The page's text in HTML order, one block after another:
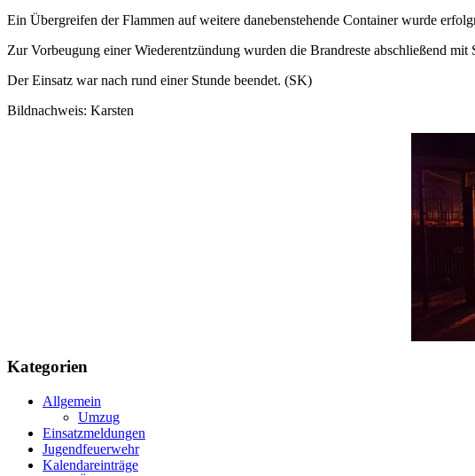
Ein Übergreifen der Flammen auf weitere danebenstehende Container wurde
Zur Vorbeugung einer Wiederentzündung wurden die Brandreste abschließend mit
Der Einsatz war nach rund einer Stunde beendet. (SK)
Bildnachweis: Karsten
Kategorien
Allgemein
Umzug
Einsatzmeldungen
Jugendfeuerwehr
Kalendareinträge